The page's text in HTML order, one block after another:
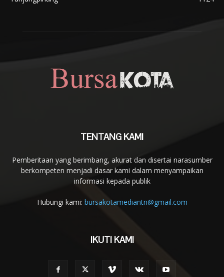
TENTANG KAMI
Pemberitaan yang berimbang, akurat dan disertai narasumber
berkompeten menjadi dasar kami dalam menyampaikan
informasi kepada publik
Hubungi kami: bursakotamediantn@gmail.com
IKUTI KAMI